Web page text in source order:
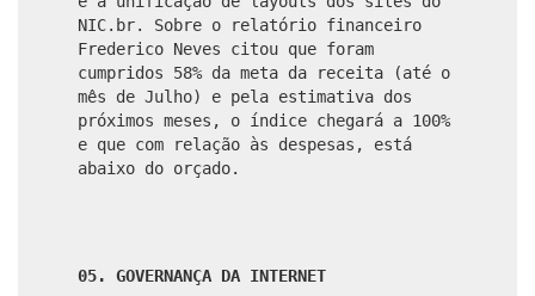
NIC.br. Sobre o relatório financeiro
Frederico Neves citou que foram
cumpridos 58% da meta da receita (até o
mês de Julho) e pela estimativa dos
próximos meses, o índice chegará a 100%
e que com relação às despesas, está
abaixo do orçado.
05. GOVERNANÇA DA INTERNET